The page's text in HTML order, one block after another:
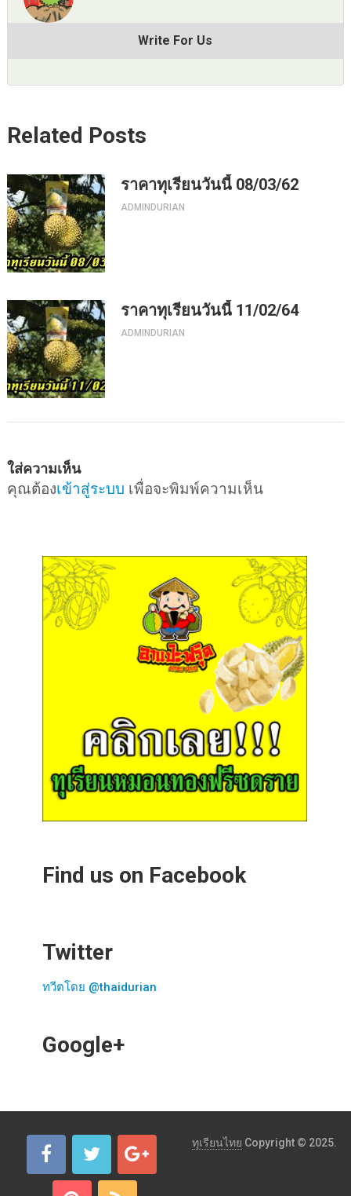
Write For Us
Related Posts
ราคาทุเรียนวันนี้ 08/03/62
ADMINDURIAN
ราคาทุเรียนวันนี้ 11/02/64
ADMINDURIAN
ใส่ความเห็น
คุณต้องเข้าสู่ระบบ เพื่อจะพิมพ์ความเห็น
Find us on Facebook
Twitter
ทวีตโดย @thaidurian
Google+
ทุเรียนไทย Copyright © 2025.